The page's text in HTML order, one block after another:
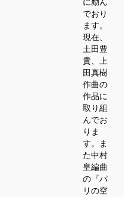
に励ん
でおり
ます。
現在、
土田豊
貴、上
田真樹
作曲の
作品に
取り組
んでお
りま
す。ま
た中村
皇編曲
の『パ
リの空